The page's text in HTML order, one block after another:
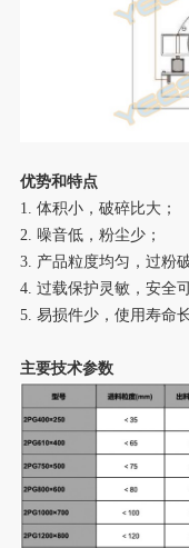
优势和特点
1. 体积小，破碎比大；
2. 噪音低，粉尘少；
3. 产品粒度均匀，过粉
4. 过载保护灵敏，安全
5. 易损件少，使用寿命长
主要技术参数